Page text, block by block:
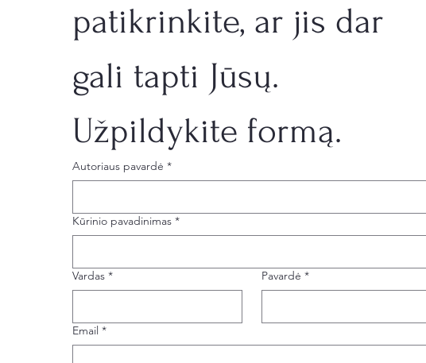
patikrinkite, ar jis dar
gali tapti Jūsų.
Užpildykite formą.
Autoriaus pavardė *
Kūrinio pavadinimas *
Vardas * Pavardė *
Email *